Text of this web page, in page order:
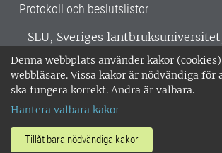
Denna webbplats använder kakor
webbläsare. Vissa kakor är nödvändiga för
ska fungera korrekt. Andra är valbara.
Hantera valbara kakor
Tillåt bara nödvändiga kakor
Protokoll och beslutslistor
SLU, Sveriges
verksamhet över hela Sverige.
Alnarp, Uppsala och Umeå.SLU är
miljöcertifierat enligt ISO 14001. •
018-67 10 00 • Org nr: 202100-
Om SLU:s webbplatser